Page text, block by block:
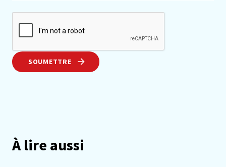
SOUMETTRE
À lire aussi